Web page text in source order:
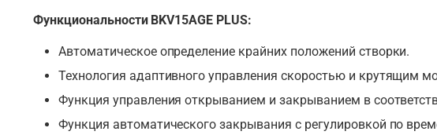
Функциональности BKV15AGE PLUS:
Автоматическое определение крайних положений створки.
Технология адаптивного управления скоростью и крутящим
Функция управления открыванием и закрыванием в
Функция автоматического закрывания с регулировкой по